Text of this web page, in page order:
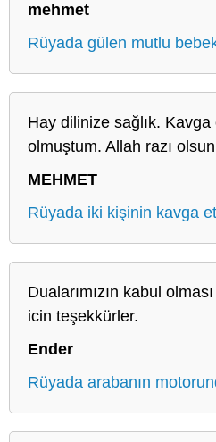
mehmet
Rüyada gülen mutlu
Hay dilinize sağlık.
olmuştum. Allah razı
MEHMET
Rüyada iki kişinin kavga
Dualarımızın kabul
icin teşekkürler.
Ender
Rüyada arabanın